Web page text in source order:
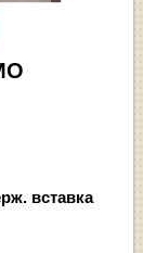
вставка